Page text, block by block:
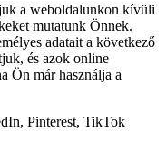
a weboldalunkon kívüli
mutatunk Önnek.
adatait a következő
és azok online
Ön már használja a
Pinterest, TikTok